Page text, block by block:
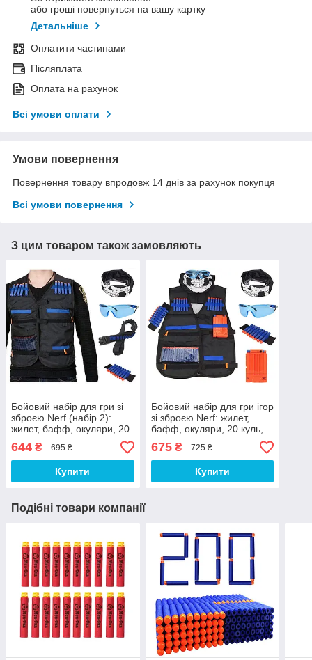
або гроші повернуться на вашу картку
Детальніше
Оплатити частинами
Післяплата
Оплата на рахунок
Всі умови оплати
Умови повернення
Повернення товару впродовж 14 днів за рахунок покупця
Всі умови повернення
З цим товаром також замовляють
Бойовий набір для гри зі
зброєю Nerf (набір 2):
жилет, бафф, окуляри, 20
патронташ
644 ₴ 695 ₴
Купити
Бойовий набір для гри ігор
зі зброєю Nerf: жилет,
бафф, окуляри, 20 куль,
675₴ 725 ₴
Купити
Подібні товари компанії